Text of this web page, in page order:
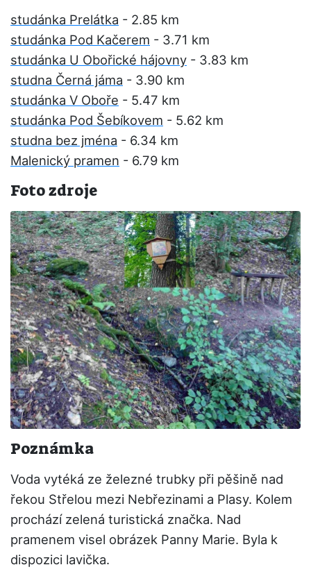
studánka Prelátka - 2.85 km
studánka Pod Kačerem - 3.71 km
studánka U Obořické hájovny - 3.83 km
studna Černá jáma - 3.90 km
studánka V Oboře - 5.47 km
studánka Pod Šebíkovem - 5.62 km
studna bez jména - 6.34 km
Malenický pramen - 6.79 km
Foto zdroje
Poznámka
Voda vytéká ze železné trubky při pěšině nad
řekou Střelou mezi Nebřezinami a Plasy. Kolem
prochází zelená turistická značka. Nad
pramenem visel obrázek Panny Marie. Byla k
dispozici lavička.